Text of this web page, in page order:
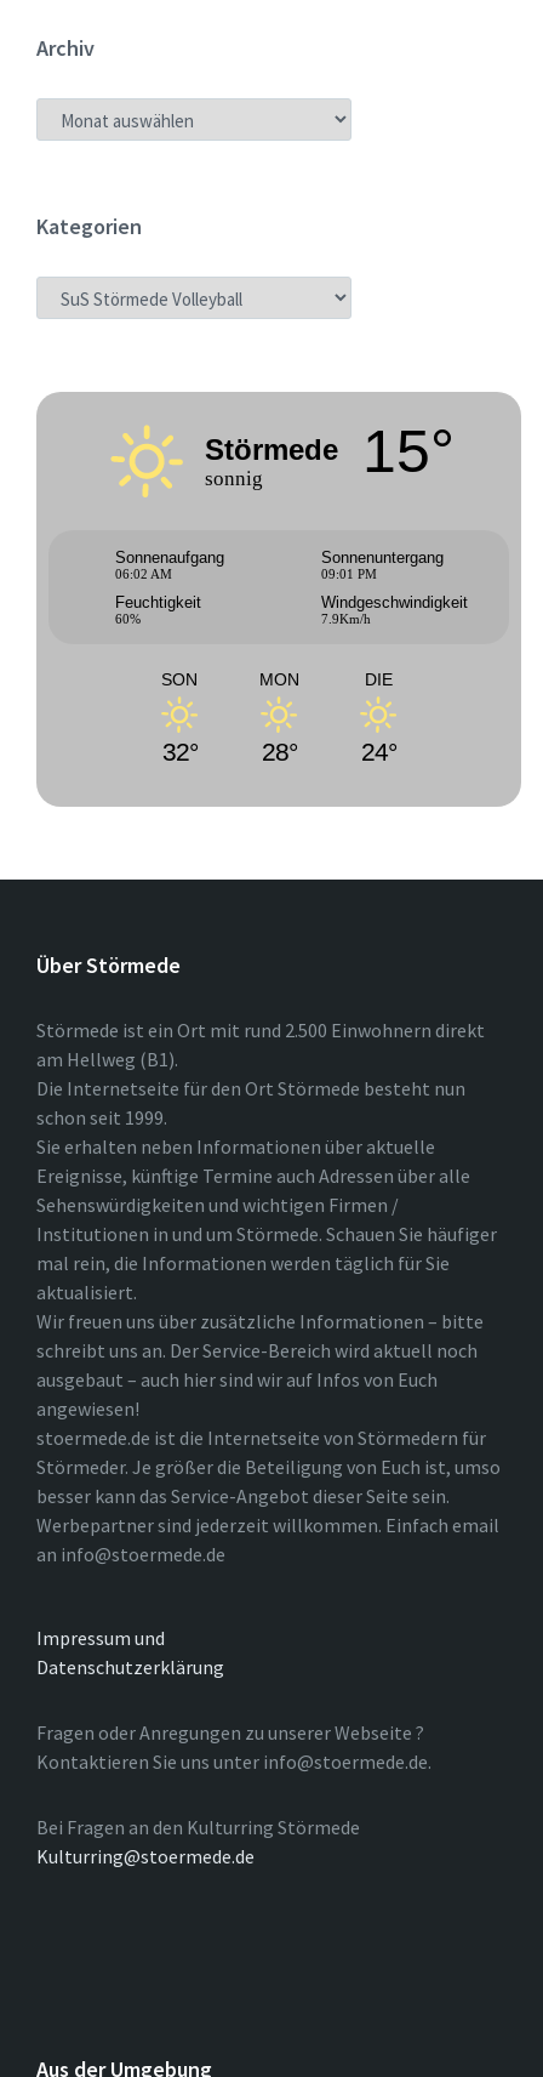
Archiv
ARCHIV
Kategorien
KATEGORIEN
Störmede
sonnig 15°
Sonnenaufgang
06:02 AM
Sonnenuntergang
09:01 PM
Feuchtigkeit
60%
Windgeschwindigkeit
7.9Km/h
SON
32°
MON
28°
DIE
24°
Über Störmede
Störmede ist ein Ort mit rund 2.500 Einwohnern direkt
am Hellweg (B1).
Die Internetseite für den Ort Störmede besteht nun
schon seit 1999.
Sie erhalten neben Informationen über aktuelle
Ereignisse, künftige Termine auch Adressen über alle
Sehenswürdigkeiten und wichtigen Firmen /
Institutionen in und um Störmede. Schauen Sie häufiger
mal rein, die Informationen werden täglich für Sie
aktualisiert.
Wir freuen uns über zusätzliche Informationen – bitte
schreibt uns an. Der Service-Bereich wird aktuell noch
ausgebaut – auch hier sind wir auf Infos von Euch
angewiesen!
stoermede.de ist die Internetseite von Störmedern für
Störmeder. Je größer die Beteiligung von Euch ist, umso
besser kann das Service-Angebot dieser Seite sein.
Werbepartner sind jederzeit willkommen. Einfach email
an info@stoermede.de
Impressum und
Datenschutzerklärung
Fragen oder Anregungen zu unserer Webseite ?
Kontaktieren Sie uns unter info@stoermede.de.
Bei Fragen an den Kulturring Störmede
Kulturring@stoermede.de
Aus der Umgebung